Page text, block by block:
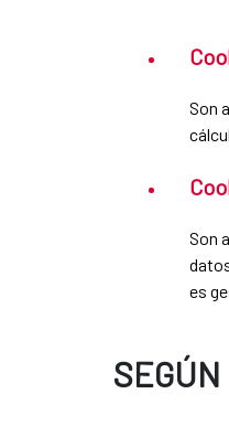
Son
Son
es